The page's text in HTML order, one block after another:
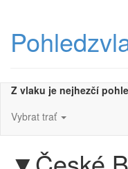
obsah
Z vlaku je nejhezčí
Vybrat trať